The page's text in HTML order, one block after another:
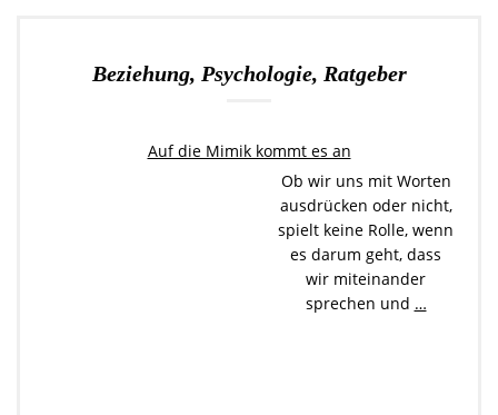
Beziehung, Psychologie, Ratgeber
Auf die Mimik kommt es an
Ob wir uns mit Worten
ausdrücken oder nicht,
spielt keine Rolle, wenn
es darum geht, dass
wir miteinander
sprechen und …